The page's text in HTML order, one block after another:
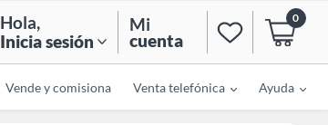
Hola,
Inicia sesión
Mi
cuenta
0
Vende y comisiona Venta telefónica Ayuda